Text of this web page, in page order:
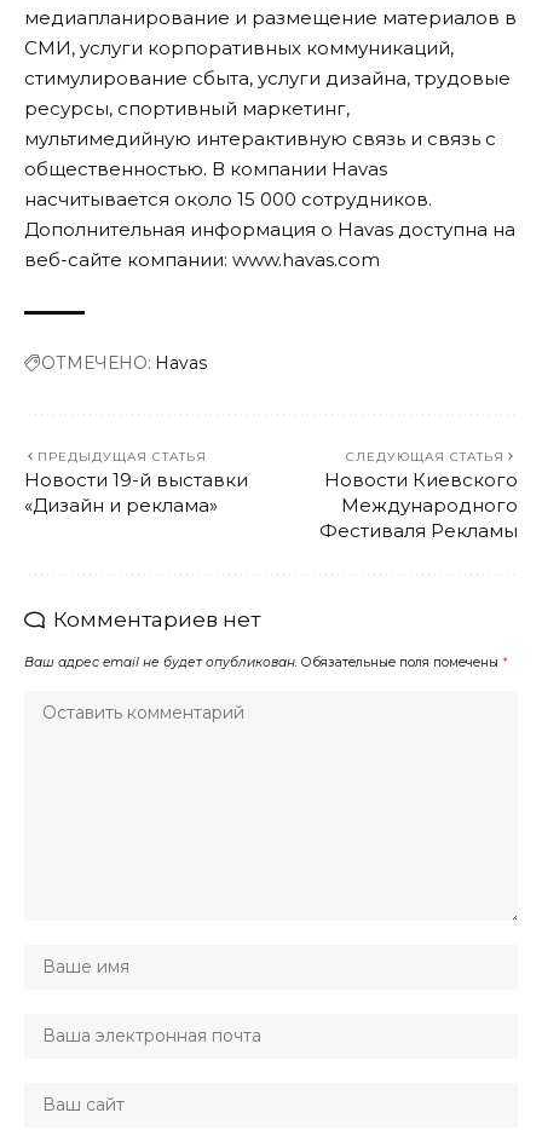
медиапланирование и размещение материалов в
СМИ, услуги корпоративных коммуникаций,
стимулирование сбыта, услуги дизайна, трудовые
ресурсы, спортивный маркетинг,
мультимедийную интерактивную связь и связь с
общественностью. В компании Havas
насчитывается около 15 000 сотрудников.
Дополнительная информация о Havas доступна на
веб-сайте компании: www.havas.com
ОТМЕЧЕНО: Havas
ПРЕДЫДУЩАЯ СТАТЬЯ
Новости 19-й выставки
«Дизайн и реклама»
СЛЕДУЮЩАЯ СТАТЬЯ
Новости Киевского
Международного
Фестиваля Рекламы
Комментариев нет
Ваш адрес email не будет опубликован. Обязательные поля помечены *